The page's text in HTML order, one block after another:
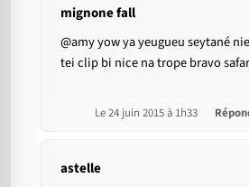
mignone fall
@amy yow ya yeugueu seytané
tei clip bi nice na trope bravo
Le 24 juin 2015 à 1h33
astelle